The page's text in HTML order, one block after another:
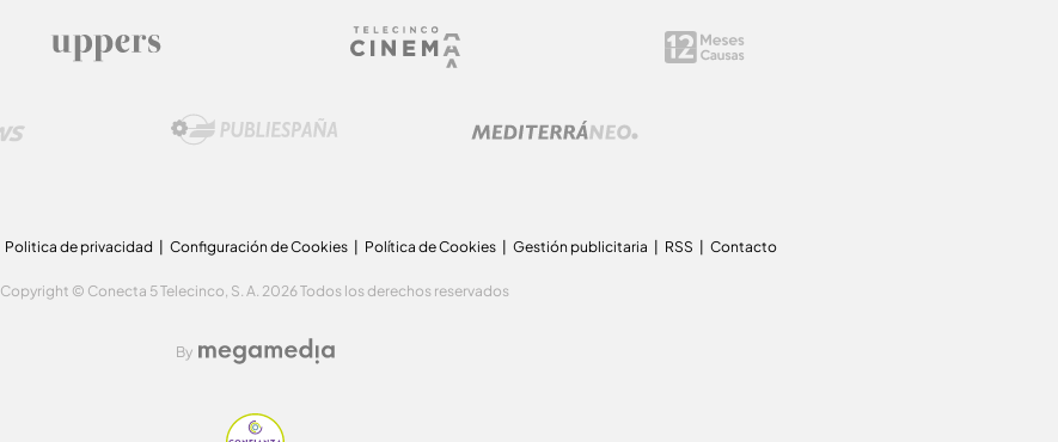
Politica de privacidad Configuración de Cookies Política de Cookies Gestión publicitaria RSS Contacto
Copyright © Conecta 5 Telecinco, S. A. 2026 Todos los derechos reservados
By